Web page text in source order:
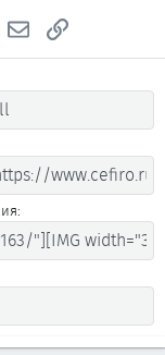
WhatsAppЭлектронная почта
Ссылка